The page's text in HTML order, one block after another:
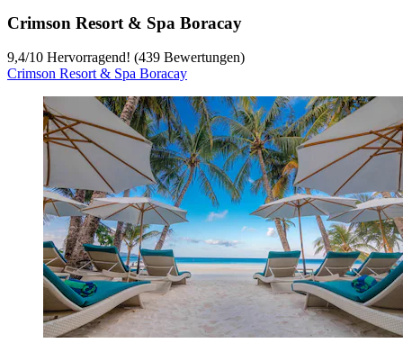
Crimson Resort & Spa Boracay
9,4/10 Hervorragend! (439 Bewertungen)
Crimson Resort & Spa Boracay